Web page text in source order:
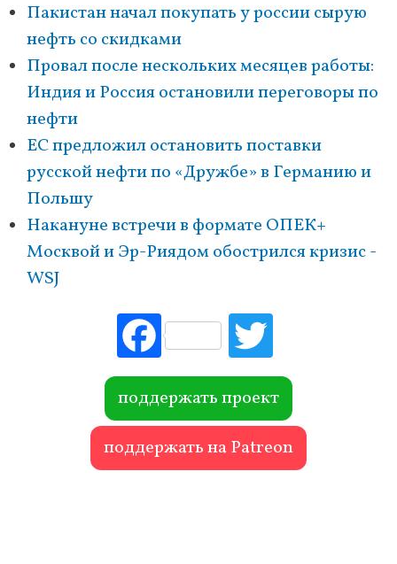
Пакистан начал покупать у россии сырую
нефть со скидками
Провал после нескольких месяцев работы:
Индия и Россия остановили переговоры по
нефти
ЕС предложил остановить поставки
русской нефти по «Дружбе» в Германию и
Польшу
Накануне встречи в формате ОПЕК+
Москвой и Эр-Риядом обострился кризис -
WSJ
Fac
ebo
ok r
поддержать проект
поддержать на Patreon